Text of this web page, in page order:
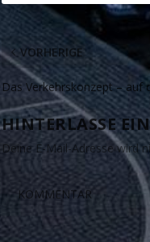
VORHERIGE
Das Verkehrskonzept – auf
HINTERLASSE
Deine E-Mail-Adresse wird